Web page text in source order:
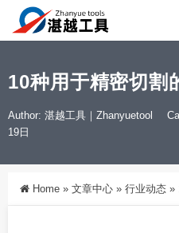
10种用于精密切割
Author: 湛越工具｜Zhanyuetool
19日
Home » 文章中心 » 行业动态 »